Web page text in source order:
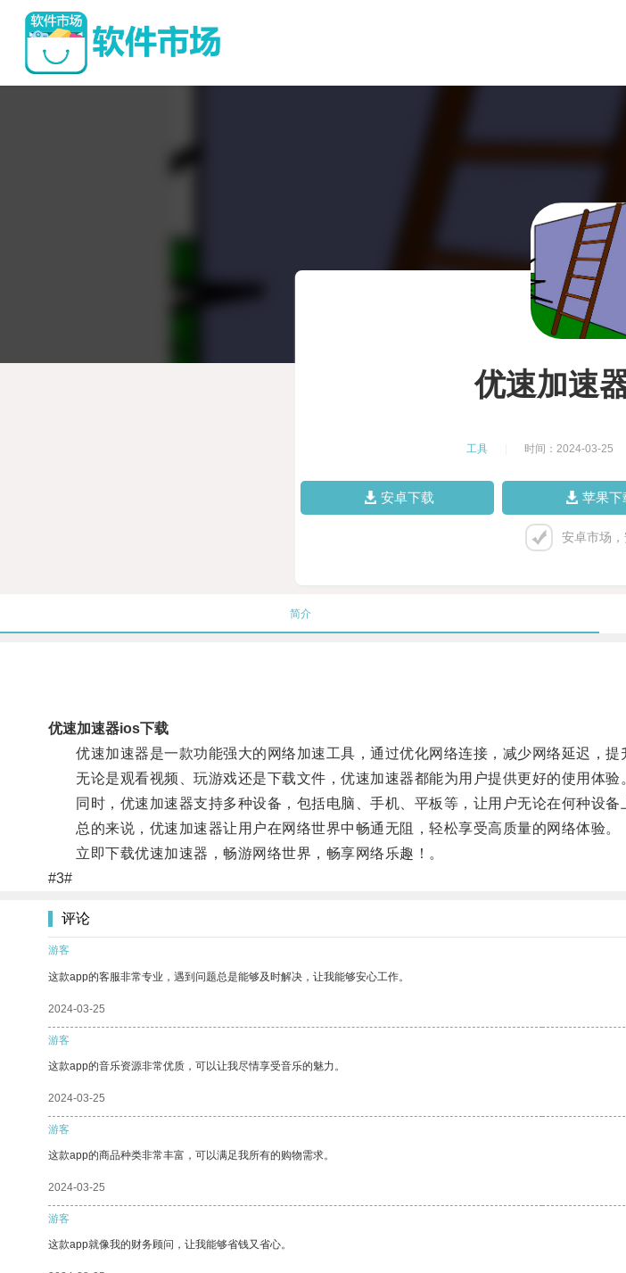
优速加速
工具 时间：2024-03-25
安卓下载 苹果下
安卓市场
简介
优速加速器ios下载
优速加速器是一款功能强大的网络加速工具，通过优化网络连接，减少网络延迟，提
无论是观看视频、玩游戏还是下载文件，优速加速器都能为用户提供更好的使用体验
同时，优速加速器支持多种设备，包括电脑、手机、平板等，让用户无论在何种设备
总的来说，优速加速器让用户在网络世界中畅通无阻，轻松享受高质量的网络体验。
立即下载优速加速器，畅游网络世界，畅享网络乐趣！。
#3#
评论
游客
这款app的客服非常专业，遇到问题总是能够及时解决，让我能够安心工作。
2024-03-25
游客
这款app的音乐资源非常优质，可以让我尽情享受音乐的魅力。
2024-03-25
游客
这款app的商品种类非常丰富，可以满足我所有的购物需求。
2024-03-25
游客
这款app就像我的财务顾问，让我能够省钱又省心。